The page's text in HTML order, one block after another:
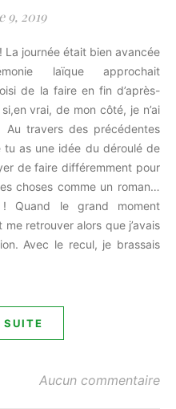
9, 2019
laïque approchait
de la faire en fin d’après-
vrai, de mon côté, je n’ai
travers des précédentes
tu as une idée du déroulé de
de faire différemment pour
choses comme un roman…
Quand le grand moment
retrouver alors que j’avais
Avec le recul, je brassais
SUITE
Aucun commentaire